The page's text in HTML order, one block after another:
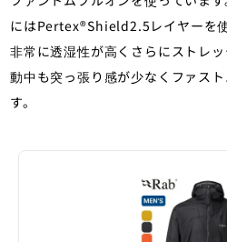
にはPertex®Shield2.5レイヤーを
非常に透湿性が高くさらにストレ
動中も突っ張り感が少なくファス
す。